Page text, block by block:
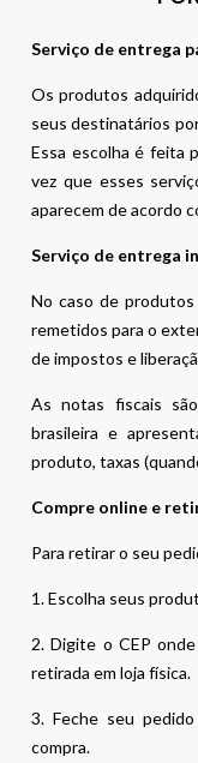
Serviço de entrega
Os produtos
seus destinatários
Essa escolha é feita
vez que esses
aparecem de acordo
Serviço de entrega
No caso de produtos
remetidos para o
de impostos e
As notas fiscais
brasileira e
produto, taxas
Compre online e
Para retirar o seu
1. Escolha seus
2. Digite o CEP
retirada em loja física.
3. Feche seu
compra.